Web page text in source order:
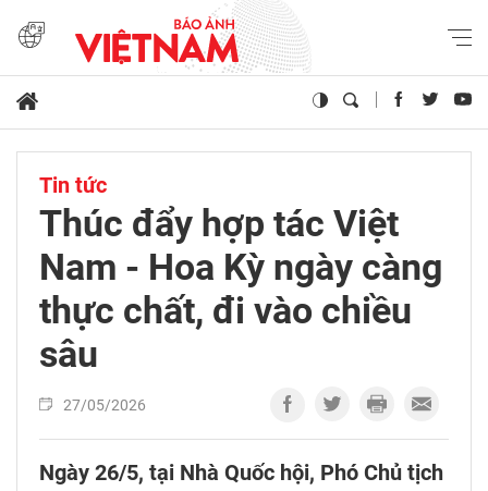
Tin tức
Thúc đẩy hợp tác Việt
Nam - Hoa Kỳ ngày càng
thực chất, đi vào chiều
sâu
27/05/2026
Ngày 26/5, tại Nhà Quốc hội, Phó Chủ tịch